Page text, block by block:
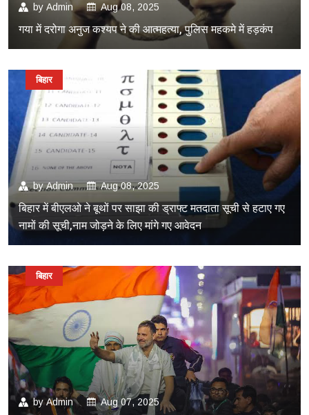
by Admin Aug 08, 2025
गया में दरोगा अनुज कश्यप ने की आत्महत्या, पुलिस महकमे में हड़कंप
byAdmin Aug 08, 2025
बिहार में बीएलओ ने बूथों पर साझा की ड्राफ्ट मतदाता सूची से हटाए गए
नामों की सूची,नाम जोड़ने के लिए मांगे गए आवेदन
बिहार
byAdmin Aug 07, 2025
बिहार